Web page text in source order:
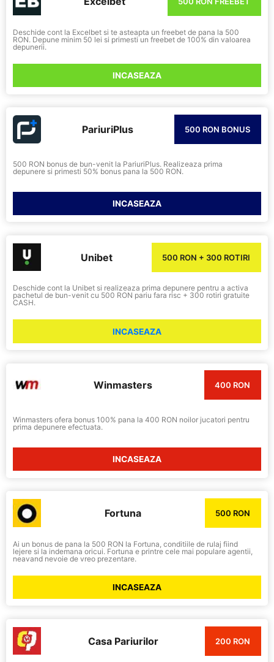
Deschide cont la Excelbet si te asteapta un freebet de pana la 500
RON. Depune minim 50 lei si primesti un freebet de 100% din valoarea
depunerii.
INCASEAZA
PariuriPlus 500 RON BONUS
500 RON bonus de bun-venit la PariuriPlus. Realizeaza prima
depunere si primesti 50% bonus pana la 500 RON.
INCASEAZA
Unibet 500 RON + 300 ROTIRI
Deschide cont la Unibet si realizeaza prima depunere pentru a activa
pachetul de bun-venit cu 500 RON pariu fara risc + 300 rotiri gratuite
CASH.
INCASEAZA
Winmasters 400 RON
Winmasters ofera bonus 100% pana la 400 RON noilor jucatori pentru
prima depunere efectuata.
INCASEAZA
Fortuna 500 RON
Ai un bonus de pana la 500 RON la Fortuna, conditiile de rulaj fiind
lejere si la indemana oricui. Fortuna e printre cele mai populare agentii,
neavand nevoie de vreo prezentare.
INCASEAZA
Casa Pariurilor 200 RON